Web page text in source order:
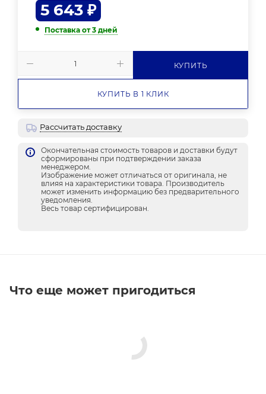
5 643 ₽
Поставка от 3 дней
КУПИТЬ
КУПИТЬ В 1 КЛИК
Рассчитать доставку
Окончательная стоимость товаров и доставки будут
сформированы при подтверждении заказа
менеджером.
Изображение может отличаться от оригинала, не
влияя на характеристики товара. Производитель
может изменить информацию без предварительного
уведомления.
Весь товар сертифицирован.
Что еще может пригодиться